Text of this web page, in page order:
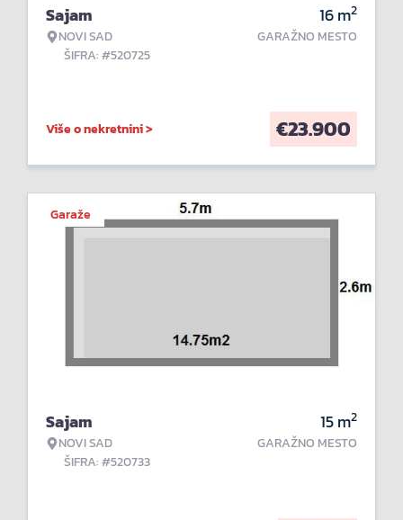
Sajam
NOVI SAD
ŠIFRA: #520725
16m2
GARAŽNO MESTO
Više o nekretnini > €23.900
Garaže
Sajam
NOVI SAD
ŠIFRA: #520733
15m2
GARAŽNO MESTO